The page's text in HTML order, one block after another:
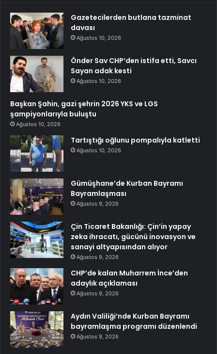
Gazetecilerden butlana tazminat
davası
Ağustos 10, 2026
Önder Sav CHP’den istifa etti, Savcı
Sayan adak kesti
Ağustos 10, 2026
Başkan Şahin, gazi şehrin 2026 YKS ve LGS
şampiyonlarıyla buluştu
Ağustos 10, 2026
Tartıştığı oğlunu pompalıyla katletti
Ağustos 10, 2026
Gümüşhane’de Kurban Bayramı
Bayramlaşması
Ağustos 9, 2026
Çin Ticaret Bakanlığı: Çin’in yapay
zeka ihracatı, gücünü inovasyon ve
sanayi altyapısından alıyor
Ağustos 9, 2026
CHP’de kalan Muharrem İnce’den
adaylık açıklaması
Ağustos 9, 2026
Aydın Valiliği’nde Kurban Bayramı
bayramlaşma programı düzenlendi
Ağustos 9, 2026